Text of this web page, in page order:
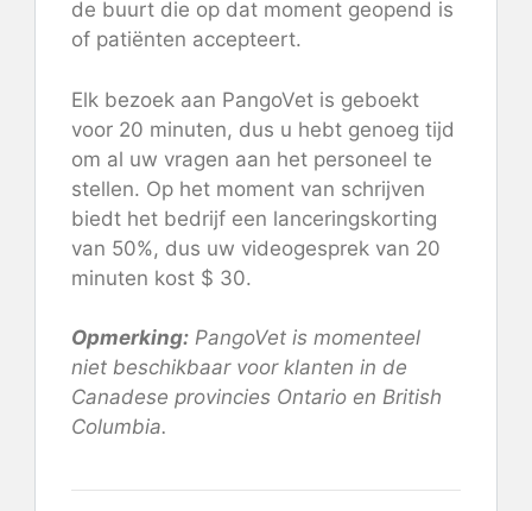
de buurt die op dat moment geopend is
of patiënten accepteert.
Elk bezoek aan PangoVet is geboekt
voor 20 minuten, dus u hebt genoeg tijd
om al uw vragen aan het personeel te
stellen. Op het moment van schrijven
biedt het bedrijf een lanceringskorting
van 50%, dus uw videogesprek van 20
minuten kost $ 30.
Opmerking: PangoVet is momenteel
niet beschikbaar voor klanten in de
Canadese provincies Ontario en British
Columbia.